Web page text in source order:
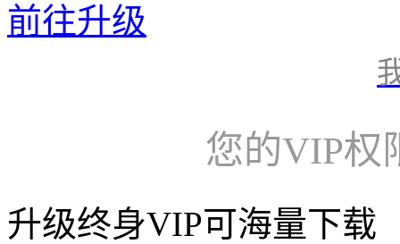
前往升级
您的VIP权
升级终身VIP可海量下载